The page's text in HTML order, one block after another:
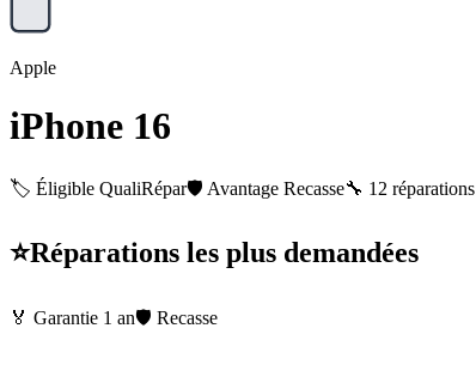
Apple
iPhone 16
🏷️ Éligible QualiRépar🛡️ Avantage Recasse🔧 12 réparations
⭐Réparations les plus demandées
🏅 Garantie 1 an🛡️ Recasse